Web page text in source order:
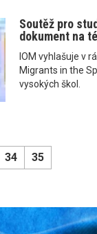
Soutěž pro
dokument na
IOM vyhlašuje v
Migrants in the
vysokých škol.
34 35